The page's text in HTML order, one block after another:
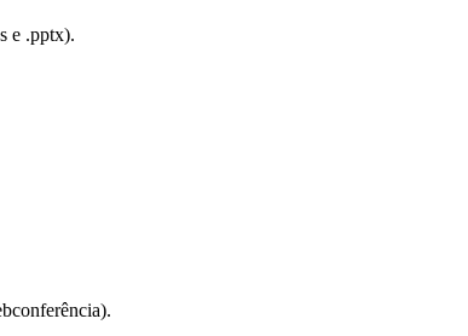
e .pptx).